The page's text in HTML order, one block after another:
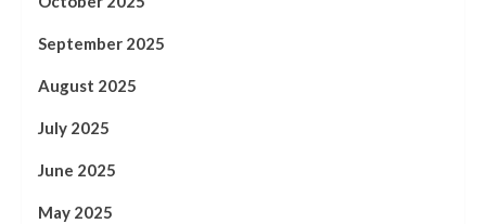
September 2025
August 2025
July 2025
June 2025
May 2025